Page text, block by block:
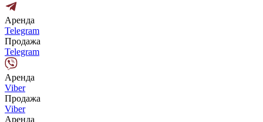
Аренда
Telegram
Продажа
Telegram
Аренда
Viber
Продажа
Viber
Аренда